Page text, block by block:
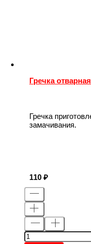
Гречка отварная
Гречка
замачивания.
110